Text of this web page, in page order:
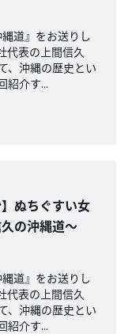
道』をお送りし
代表の上間信久
、沖縄の歴史とい
紹介す...
】ぬちぐすい女
の沖縄道～
道』をお送りし
代表の上間信久
、沖縄の歴史とい
紹介す...